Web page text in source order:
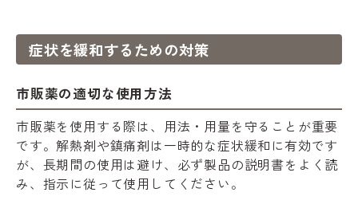
症状を緩和するための対策
市販薬の適切な使用方法
市販薬を使用する際は、用法・用量を守ることが重要
です。解熱剤や鎮痛剤は一時的な症状緩和に有効です
が、長期間の使用は避け、必ず製品の説明書をよく読
み、指示に従って使用してください。